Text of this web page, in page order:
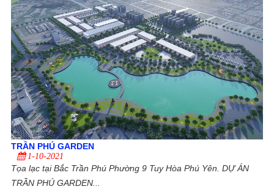
TRẦN PHÚ GARDEN
1-10-2021
Tọa lạc tại Bắc Trần Phú Phường 9 Tuy Hòa Phú Yên. DỰ ÁN
TRẦN PHÚ GARDEN...